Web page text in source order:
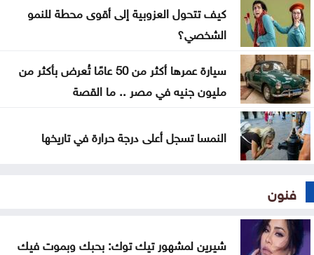
الحكومة تطرح 100 فرصة استثمارية وتطوّر 3 مشاريع
بالشراكة مع القطاع الخاص
إيران تشترط ستة بنود لإعادة فتح هرمز وواشنطن
تراقب التنفيذ
كيف تتحول العزوبية إلى أقوى محطة للنمو
الشخصي؟
سيارة عمرها أكثر من 50 عامًا تُعرض بأكثر من
مليون جنيه في مصر .. ما القصة
النمسا تسجل أعلى درجة حرارة في تاريخها
فنون
شيرين لمشهور تيك توك: بحبك وبموت فيك